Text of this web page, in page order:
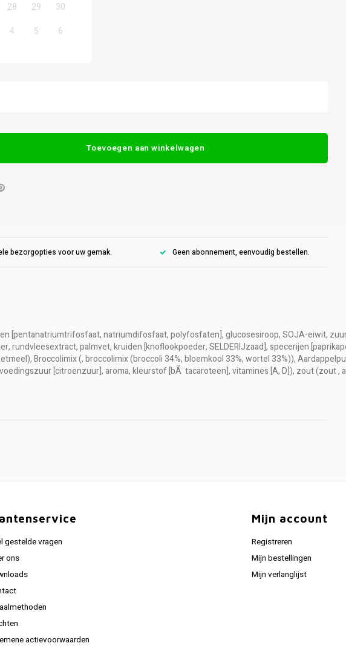
28 29
30
4 5 6
Toevoegen aan winkelwagen
bezorgopties voor uw gemak. Geen abonnement, eenvoudig bestellen.
[pentanatriumtrifosfaat, natriumdifosfaat, polyfosfaten], glucosesiroop, SOJA-eiwit,
palmvet, kruiden [knoflookpoeder, SELDERIJzaad], specerijen
Broccolimix (, broccolimix (broccoli 34%, bloemkool 33%, wortel 33%)),
[citroenzuur], aroma, kleurstof [bÃ¨tacaroteen], vitamines [A, D]), zout
gestelde vragen
ons
actievoorwaarden
Mijn account
Registreren
Mijn bestellingen
Mijn verlanglijst